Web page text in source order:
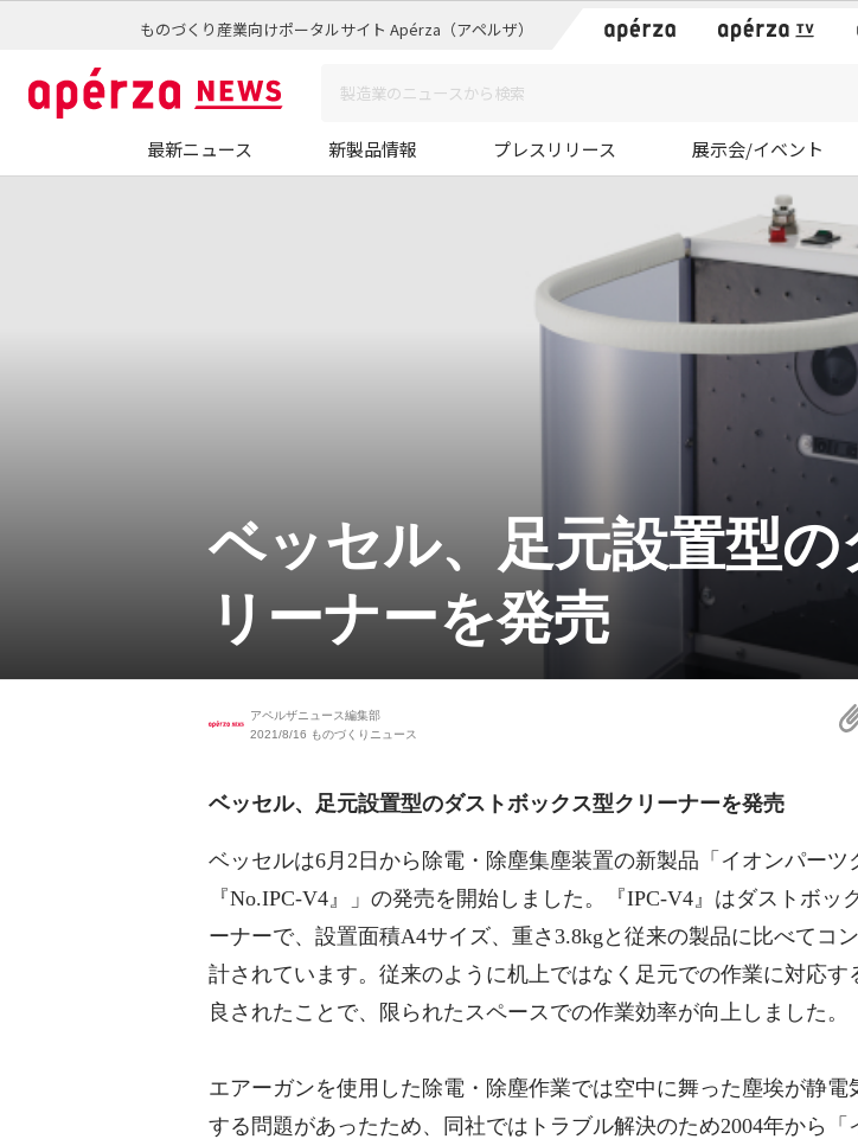
ものづくり産業向けポータルサイト Apérza（アペルザ）
最新ニュース 新製品情報 プレスリリース 展示会/イベント
ベッセル、足元設置型
リーナーを発売
アペルザニュース編集部
2021/8/16 ものづくりニュース
ベッセル、足元設置型のダストボックス型クリーナーを発売
ベッセルは6月2日から除電・除塵集塵装置の新製品「イオンパーツ
『No.IPC-V4』」の発売を開始しました。『IPC-V4』はダストボッ
ーナーで、設置面積A4サイズ、重さ3.8kgと従来の製品に比べてコ
計されています。従来のように机上ではなく足元での作業に対応す
良されたことで、限られたスペースでの作業効率が向上しました。
エアーガンを使用した除電・除塵作業では空中に舞った塵埃が静電
する問題があったため、同社ではトラブル解決のため2004年から「